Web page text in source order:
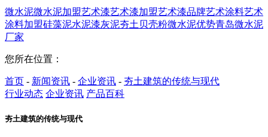
微水泥微水泥加盟艺术漆艺术漆加盟艺术漆品牌艺术涂料艺术
涂料加盟硅藻泥水泥漆灰泥夯土 贝壳粉微水泥优势青岛微水泥
厂家
您所在位置：
首页 - 新闻资讯 - 企业资讯 - 夯土建筑的传统与现代
行业动态 企业资讯 产品百科
夯土建筑的传统与现代